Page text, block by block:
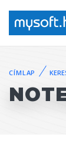
CÍMLAP